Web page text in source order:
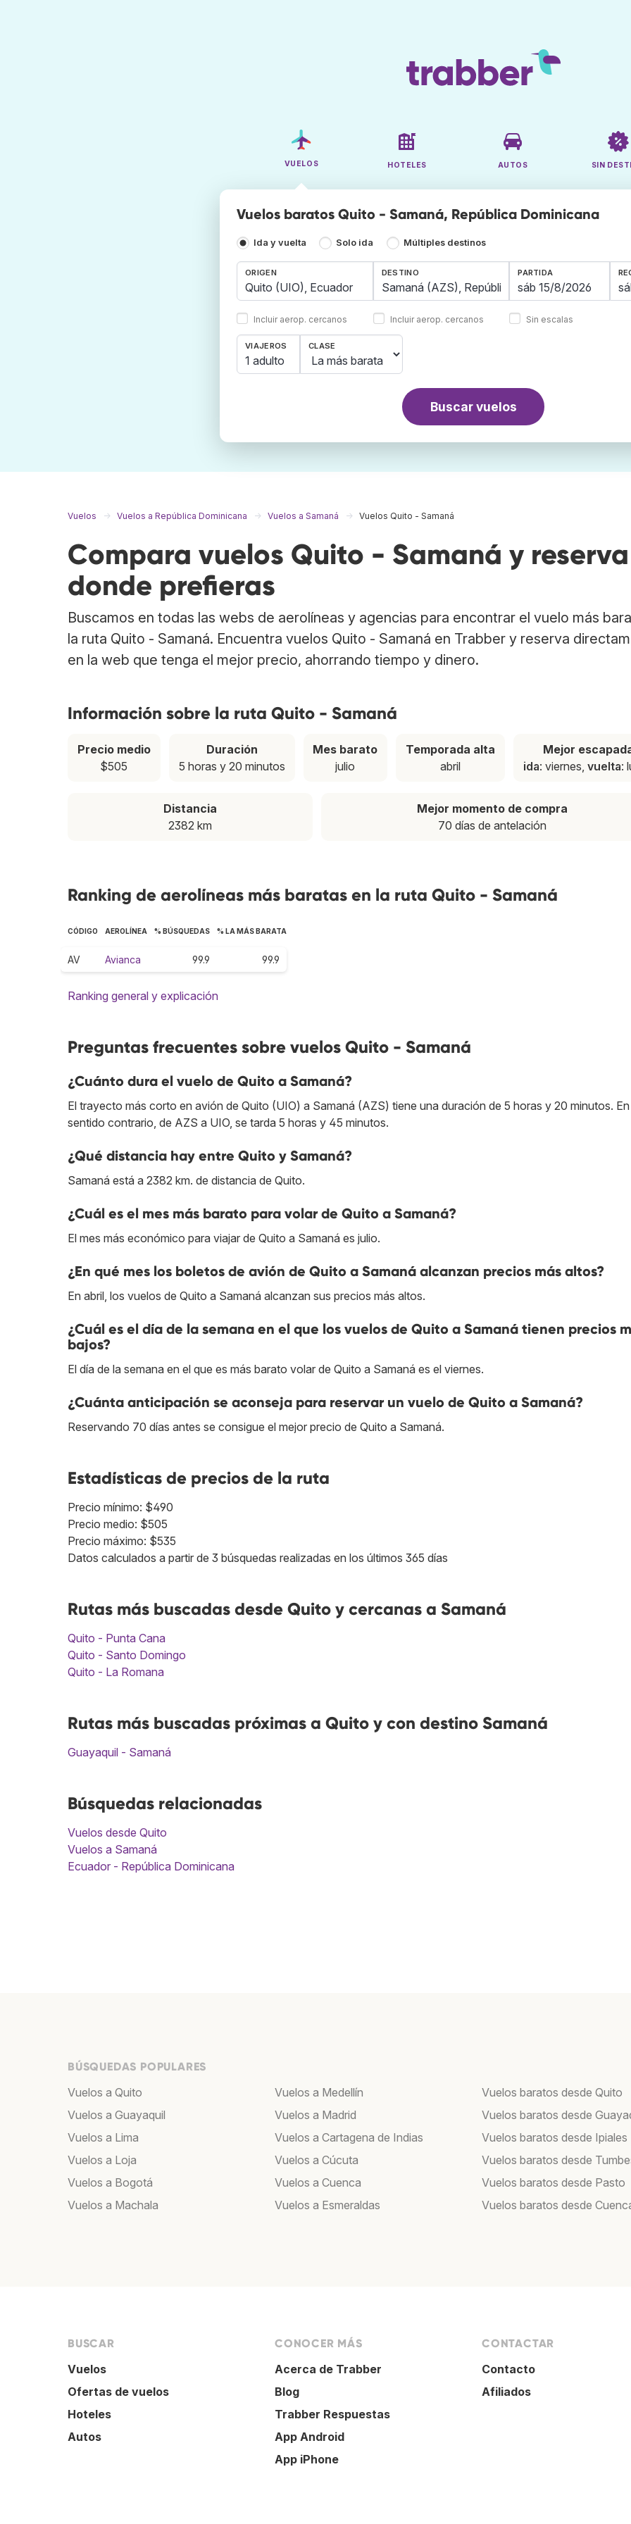
VUELOS HOTELES AUTOS SIN
Vuelos baratos Quito - Samaná, República Dominicana
Ida y vuelta Solo ida Múltiples destinos
ORIGEN
Incluir aerop. cercanos
DESTINO
Incluir aerop. cercanos
PARTIDA
Sin escalas
VIAJEROS
1 adulto
CLASE
Buscar vuelos
Vuelos Vuelos a República Dominicana Vuelos a Samaná Vuelos Quito - Samaná
Compara vuelos Quito - Samaná y reserva
donde prefieras
Buscamos en todas las webs de aerolíneas y agencias para encontrar el vuelo más
la ruta Quito - Samaná. Encuentra vuelos Quito - Samaná en Trabber y reserva
en la web que tenga el mejor precio, ahorrando tiempo y dinero.
Información sobre la ruta Quito - Samaná
Precio medio
$505
Duración
5 horas y 20 minutos
Mes barato
julio
Temporada alta
abril
Mejor
ida: viernes,vuelta:
Distancia
2382 km
Mejor momento de compra
70 días de antelación
Ranking de aerolíneas más baratas en la ruta Quito - Samaná
CÓDIGO AEROLÍNEA % BÚSQUEDAS % LA MÁS BARATA
AV Avianca 99.9 99.9
Ranking general y explicación
Preguntas frecuentes sobre vuelos Quito - Samaná
¿Cuánto dura el vuelo de Quito a Samaná?
El trayecto más corto en avión de Quito (UIO) a Samaná (AZS) tiene una duración de 5 horas y 20 minutos.
sentido contrario, de AZS a UIO, se tarda 5 horas y 45 minutos.
¿Qué distancia hay entre Quito y Samaná?
Samaná está a 2382 km. de distancia de Quito.
¿Cuál es el mes más barato para volar de Quito a Samaná?
El mes más económico para viajar de Quito a Samaná es julio.
¿En qué mes los boletos de avión de Quito a Samaná alcanzan precios más altos?
En abril, los vuelos de Quito a Samaná alcanzan sus precios más altos.
¿Cuál es el día de la semana en el que los vuelos de Quito a Samaná tienen precios
bajos?
El día de la semana en el que es más barato volar de Quito a Samaná es el viernes.
¿Cuánta anticipación se aconseja para reservar un vuelo de Quito a Samaná?
Reservando 70 días antes se consigue el mejor precio de Quito a Samaná.
Estadísticas de precios de la ruta
Precio mínimo: $490
Precio medio: $505
Precio máximo: $535
Datos calculados a partir de 3 búsquedas realizadas en los últimos 365 días
Rutas más buscadas desde Quito y cercanas a Samaná
Quito - Punta Cana
Quito - Santo Domingo
Quito - La Romana
Rutas más buscadas próximas a Quito y con destino Samaná
Guayaquil - Samaná
Búsquedas relacionadas
Vuelos desde Quito
Vuelos a Samaná
Ecuador - República Dominicana
BÚSQUEDAS POPULARES
Vuelos a Quito
Vuelos a Guayaquil
Vuelos a Lima
Vuelos a Loja
Vuelos a Bogotá
Vuelos a Machala
Vuelos a Medellín
Vuelos a Madrid
Vuelos a Cartagena de Indias
Vuelos a Cúcuta
Vuelos a Cuenca
Vuelos a Esmeraldas
Vuelos baratos desde Quito
Vuelos baratos desde
Vuelos baratos desde Ipiales
Vuelos baratos desde
Vuelos baratos desde Pasto
Vuelos baratos desde
BUSCAR
Vuelos
Ofertas de vuelos
Hoteles
Autos
CONOCER MÁS
Acerca de Trabber
Blog
Trabber Respuestas
App Android
App iPhone
CONTACTAR
Contacto
Afiliados